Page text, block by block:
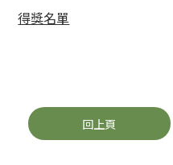
得獎名單
回上頁